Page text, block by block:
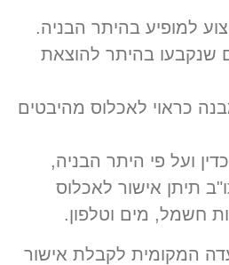
למופיע בהיתר הבניה.
שנקבעו בהיתר להוצאת
כראוי לאכלוס מהיבטים
ועל פי היתר הבניה,
תיתן אישור לאכלוס
חשמל, מים וטלפון.
המקומית לקבלת אישור